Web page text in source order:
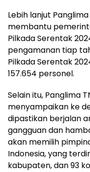
Lebih lanjut
membantu
Pilkada Serentak
pengamanan tiap
Pilkada Serentak
157.654 personel.
Selain itu, Panglima
menyampaikan ke
dipastikan berjalan
gangguan dan
akan memilih
Indonesia, yang
kabupaten, dan 93